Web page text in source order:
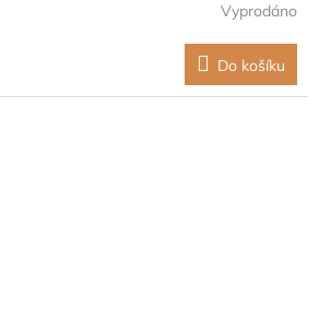
Vyprodáno
Do košíku